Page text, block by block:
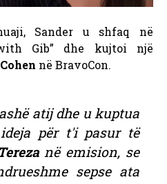
Sander u shfaq në
Gib” dhe kujtoi një
Cohen në BravoCon.
atij dhe u kuptua
për t'i pasur të
në emision, se
sepse ata